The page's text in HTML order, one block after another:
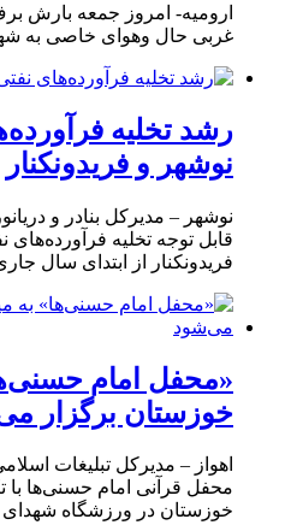
ارومیه- امروز جمعه بارش
غربی حال وهوای خاصی به
رشد تخلیه
نوشهر و فریدونکنار
نوشهر – مدیرکل بنادر و
قابل توجه تخلیه فرآورده‌های
فریدونکنار از ابتدای سال
«محفل امام
خوزستان برگزار
اهواز – مدیرکل تبلیغات
محفل قرآنی امام حسنی‌ها با
خوزستان در ورزشگاه شهدای